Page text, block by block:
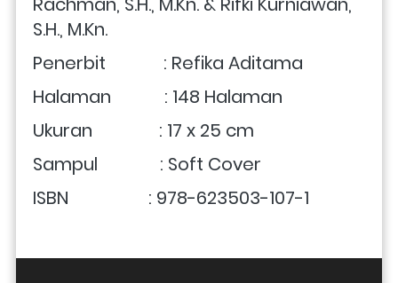
S.H., M.Kn.
Penerbit             : Refika Aditama
Halaman            : 148 Halaman
Ukuran               : 17 x 25 cm
Sampul              : Soft Cover
ISBN                  : 978-623503-107-1